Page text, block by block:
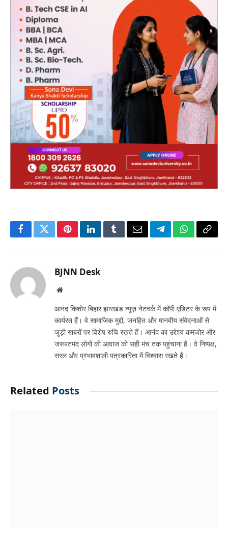
FacebookTwitterPinterestLinkedInTumblrEmailTelegramWhatsApp
Copy
BJNN Desk
Website
आनंद किशोर बिहार झारखंड न्यूज़ नेटवर्क में कॉपी एडिटर के रूप में
कार्यरत हैं। वे सामाजिक मुद्दों, जनहित और मानवीय संवेदनाओं से
जुड़ी खबरों पर विशेष रुचि रखते हैं। आनंद का उद्देश्य कमजोर और
जरूरतमंद लोगों की आवाज को सही मंच तक पहुंचाना है। वे निष्पक्ष,
सरल और प्रभावशाली पत्रकारिता में विश्वास रखते हैं।
Related Posts